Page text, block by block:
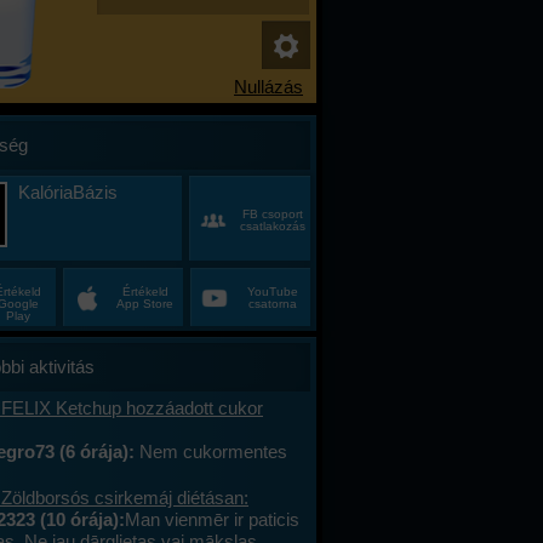
KalóriaBázis
FB csoport
csatlakozás
Play
Értékeld
App Store
YouTube
csatorna
aktivitás
Ketchup hozzáadott cukor
(6 órája): Nem cukormentes
csirkemáj diétásan:
(10 órája):Man vienmēr ir paticis